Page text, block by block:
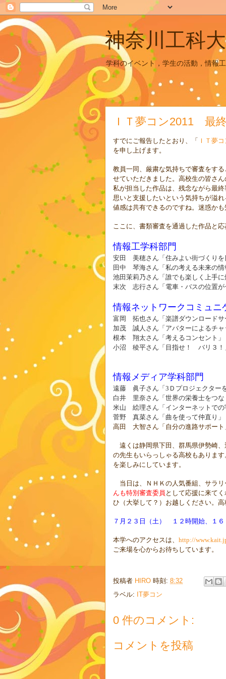
神奈川工科
学科のイベント，学生の活動，情報
ＩＴ夢コン2011 最
すでにご報告したとおり、「 ＩＴ夢
を申し上げます。
教員一同、厳粛な気持ちで審査をす
せていただきました。高校生の皆さ
私が担当した作品は、残念ながら最
思いと支援したいという気持ちが溢
値感は共有できるのですね。迷惑か
ここに、書類審査を通過した作品と
情報工学科部門
安田 美穂さん「住みよい街づくり
田中 琴海さん 「私の考える未来の
池田茉莉乃さん「誰でも楽しく上手
末次 志行さん「電車・バスの位置が
情報ネットワークコミュニ
富岡 拓也さん「楽譜ダウンロードサ
加茂 誠人さん「アバターによるチ
根本 翔太さん「考えるコンセント」
小沼 稜平さん「目指せ！ バリ３！
情報メディア学科部門
遠藤 眞子さん「3 Ｄプロジェクター
白井 里奈さん「世界の栄養士をつ
米山 絵理さん「インターネットで
菅野 真菜さん「曲を使って仲直り」
高田 大智さん「自分の進路サポート
遠くは静岡県下田、群馬県伊勢崎
の先生もいらっしゃる高校もありま
を楽しみにしています。
当日は、ＮＨＫの人気番組、サラ
んも特別審査委員 として応援に来て
ひ（大挙して？）お越しください。
７月２３日（土） １２時開始、１６
本学へのアクセスは、 http://
ご来場を心からお待ちしています。
投稿者 HIRO 時刻: 8:32
ラベル: IT夢コン
0 件のコメント:
コメントを投稿